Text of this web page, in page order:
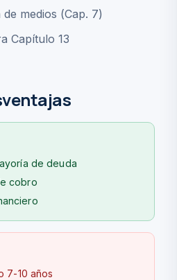
medios (Cap. 7)
Capítulo 13
de deuda
cobro
7-10 años